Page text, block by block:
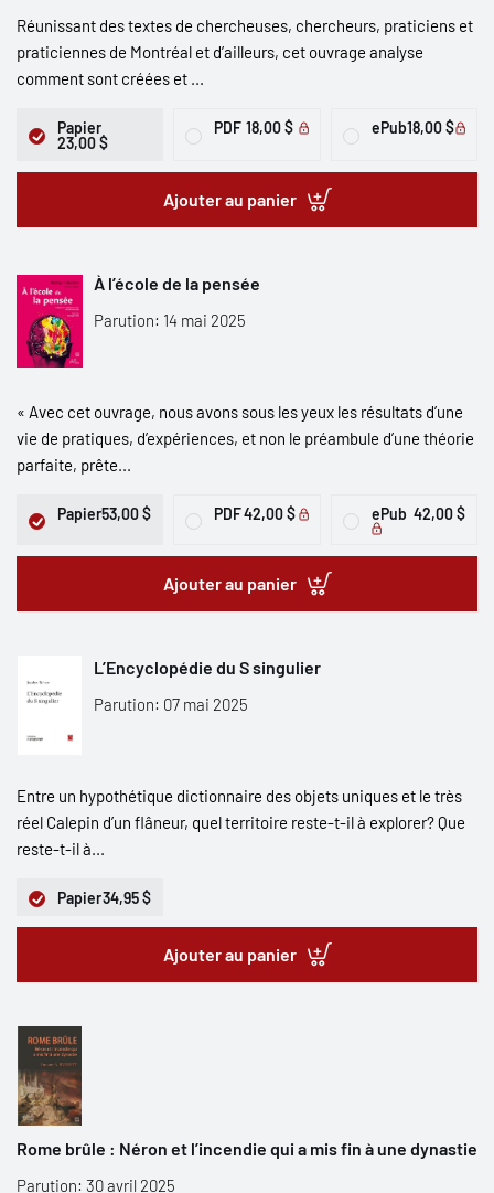
Réunissant des textes de chercheuses, chercheurs, praticiens et
praticiennes de Montréal et d’ailleurs, cet ouvrage analyse
comment sont créées et ...
Papier
23,00 $
PDF 18,00 $ ePub18,00 $
Ajouter au panier
À l’école de la pensée
Parution: 14 mai 2025
« Avec cet ouvrage, nous avons sous les yeux les résultats d’une
vie de pratiques, d’expériences, et non le préambule d’une théorie
parfaite, prête...
Papier53,00 $ PDF42,00 $ ePub 42,00 $
Ajouter au panier
L’Encyclopédie du S singulier
Parution: 07 mai 2025
Entre un hypothétique dictionnaire des objets uniques et le très
réel Calepin d’un flâneur, quel territoire reste-t-il à explorer? Que
reste-t-il à...
Papier34,95 $
Ajouter au panier
Rome brûle : Néron et l’incendie qui a mis fin à une dynastie
Parution: 30 avril 2025